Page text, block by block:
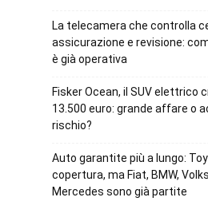
La telecamera che controlla
assicurazione e revisione:
è già operativa
Fisker Ocean, il SUV elettrico
13.500 euro: grande affare o
rischio?
Auto garantite più a lungo:
copertura, ma Fiat, BMW,
Mercedes sono già partite